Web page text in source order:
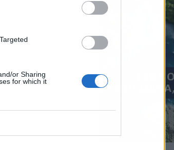
or Sharing
for which it